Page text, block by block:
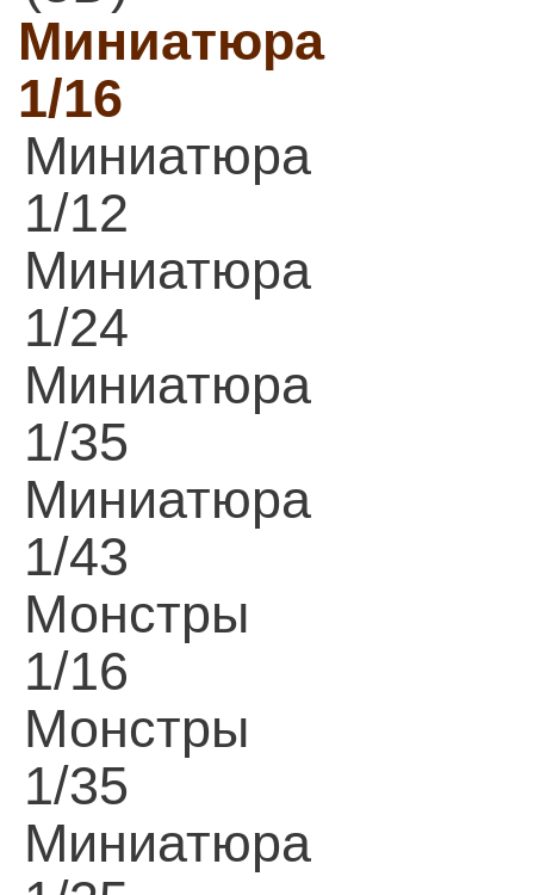
Миниатюра
1/16
Миниатюра
1/12
Миниатюра
1/24
Миниатюра
1/35
Миниатюра
1/43
Монстры
1/16
Монстры
1/35
Миниатюра